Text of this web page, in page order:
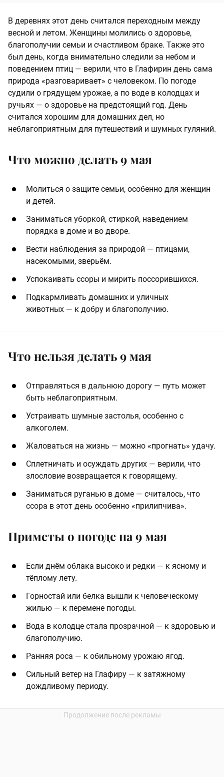
В деревнях этот день считался переходным между
весной и летом. Женщины молились о здоровье,
благополучии семьи и счастливом браке. Также это
был день, когда внимательно следили за небом и
поведением птиц — верили, что в Глафирин день сама
природа «разговаривает» с человеком. По погоде
судили о грядущем урожае, а по воде в колодцах и
ручьях — о здоровье на предстоящий год. День
считался хорошим для домашних дел, но
неблагоприятным для путешествий и шумных гуляний.
Что можно делать 9 мая
Молиться о защите семьи, особенно для женщин
и детей.
Заниматься уборкой, стиркой, наведением
порядка в доме и во дворе.
Вести наблюдения за природой — птицами,
насекомыми, зверьём.
Успокаивать ссоры и мирить поссорившихся.
Подкармливать домашних и уличных
животных — к добру и благополучию.
Что нельзя делать 9 мая
Отправляться в дальнюю дорогу — путь может
быть неблагоприятным.
Устраивать шумные застолья, особенно с
алкоголем.
Жаловаться на жизнь — можно «прогнать» удачу.
Сплетничать и осуждать других — верили, что
злословие возвращается к говорящему.
Заниматься руганью в доме — считалось, что
ссора в этот день особенно «прилипчива».
Приметы о погоде на 9 мая
Если днём облака высоко и редки — к ясному и
тёплому лету.
Горностай или белка вышли к человеческому
жилью — к перемене погоды.
Вода в колодце стала прозрачной — к здоровью и
благополучию.
Ранняя роса — к обильному урожаю ягод.
Сильный ветер на Глафиру — к затяжному
дождливому периоду.